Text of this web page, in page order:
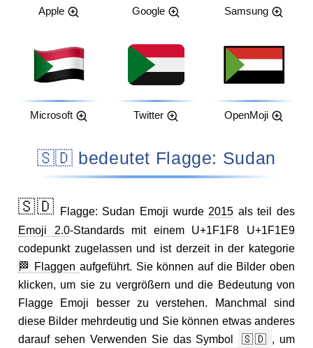
Apple Google Samsung
Microsoft Twitter OpenMoji
🇸🇩 bedeutet Flagge: Sudan
🇸🇩 Flagge: Sudan Emoji wurde 2015 als teil des
Emoji 2.0-Standards mit einem U+1F1F8 U+1F1E9
codepunkt zugelassen und ist derzeit in der kategorie
🏁 Flaggen aufgeführt. Sie können auf die Bilder oben
klicken, um sie zu vergrößern und die Bedeutung von
Flagge Emoji besser zu verstehen. Manchmal sind
diese Bilder mehrdeutig und Sie können etwas anderes
darauf sehen Verwenden Sie das Symbol
🇸🇩 , um